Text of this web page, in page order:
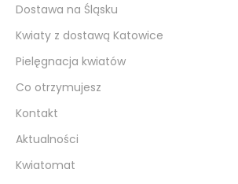
Dostawa na Śląsku
Kwiaty z dostawą Katowice
Pielęgnacja kwiatów
Co otrzymujesz
Kontakt
Aktualności
Kwiatomat